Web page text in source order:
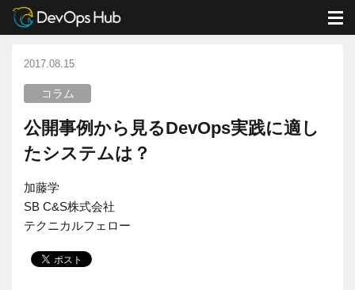
DevOps Hub ブログ コラム 公開事例から見るDevOps実践に適したシステムは？
2017.08.15
コラム
公開事例から見るDevOps実践に適し
たシステムは？
加藤学
SB C&S株式会社
テクニカルフェロー